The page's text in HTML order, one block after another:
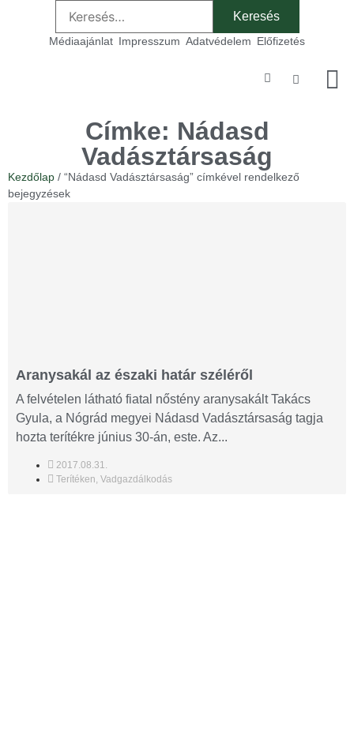
Médiaajánlat Impresszum Adatvédelem Előfizetés
Címke: Nádasd
Vadásztársaság
Kezdőlap / “Nádasd Vadásztársaság” címkével rendelkező
bejegyzések
Aranysakál az északi határ széléről
A felvételen látható fiatal nőstény aranysakált Takács
Gyula, a Nógrád megyei Nádasd Vadásztársaság tagja
hozta terítékre június 30-án, este. Az...
2017.08.31.
Terítéken, Vadgazdálkodás